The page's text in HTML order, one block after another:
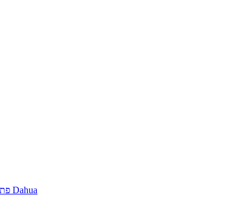
פתיחת קריאת שירות מצלמות אבטחה Dahua